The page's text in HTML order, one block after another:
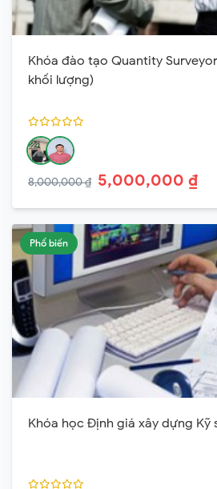
Khóa đào tạo Quantity
khối lượng)
8,000,000 ₫ 5,000,000 ₫
Phổ biến
Khóa học Định giá xây dựng Kỹ